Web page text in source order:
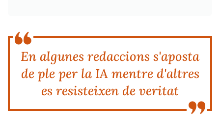
En algunes redaccions s'aposta
de ple per la IA mentre d'altres
es resisteixen de veritat